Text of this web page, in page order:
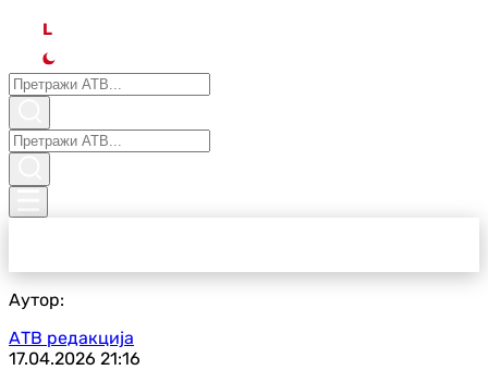
L
Аутор:
АТВ редакција
17.04.2026 21:16